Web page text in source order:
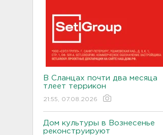
В Сланцах почти два месяца
тлеет террикон
21:55, 07.08.2026
Дом культуры в Вознесенье
реконструируют